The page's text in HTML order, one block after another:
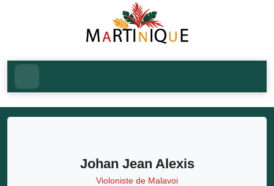
Johan Jean Alexis
Violoniste de Malavoi